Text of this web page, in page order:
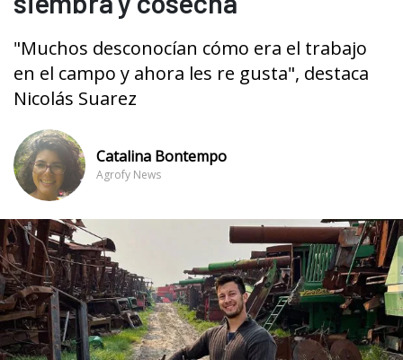
"Muchos desconocían cómo era el trabajo
en el campo y ahora les re gusta", destaca
Nicolás Suarez
Catalina Bontempo
Agrofy News